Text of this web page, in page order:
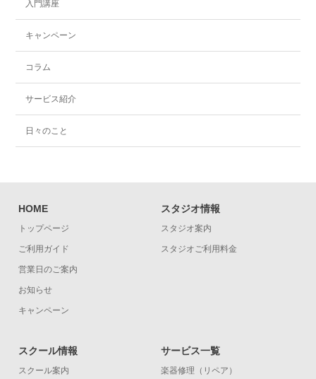
入門講座
キャンペーン
コラム
サービス紹介
日々のこと
HOME
トップページ
ご利用ガイド
営業日のご案内
お知らせ
キャンペーン
スタジオ情報
スタジオ案内
スタジオご利用料金
スクール情報
スクール案内
サービス一覧
楽器修理（リペア）